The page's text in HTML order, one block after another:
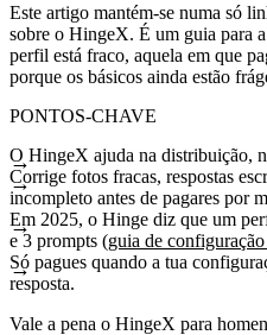
Este artigo mantém-se numa só
sobre o HingeX. É um guia para
perfil está fraco, aquela em que
porque os básicos ainda estão
PONTOS-CHAVE
O HingeX ajuda na distribuição,
Corrige fotos fracas, respostas
incompleto antes de pagares por
Em 2025, o Hinge diz que um
e 3 prompts (guia de
Só pagues quando a tua
resposta.
Vale a pena o HingeX para